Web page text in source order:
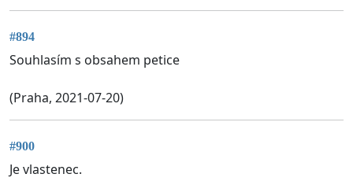
#894
Souhlasím s obsahem petice
(Praha, 2021-07-20)
#900
Je vlastenec.